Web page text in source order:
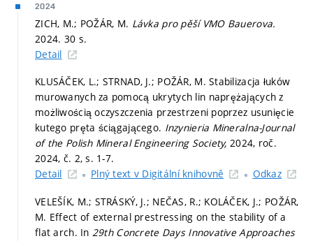
2024
ZICH, M.; POŽÁR, M. Lávka pro pěší VMO Bauerova.
2024. 30 s.
Detail
KLUSÁČEK, L.; STRNAD, J.; POŽÁR, M. Stabilizacja łuków
murowanych za pomocą ukrytych lin naprężających z
możliwością oczyszczenia przestrzeni poprzez usunięcie
kutego pręta ściągającego. Inzynieria Mineralna-Journal
of the Polish Mineral Engineering Society,2024, roč.
2024, č. 2,s. 1-7.
Detail
Plný text v Digitální knihovně Odkaz
VELEŠÍK, M.; STRÁSKÝ, J.; NEČAS, R.; KOLÁČEK, J.; POŽÁR,
M. Effect of external prestressing on the stability of a
flat arch. In 29th Concrete Days Innovative Approaches